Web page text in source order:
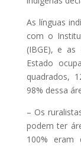
As línguas
com o
(IBGE), e as
Estado
quadrados,
98% dessa
– Os
podem ter
100% eram